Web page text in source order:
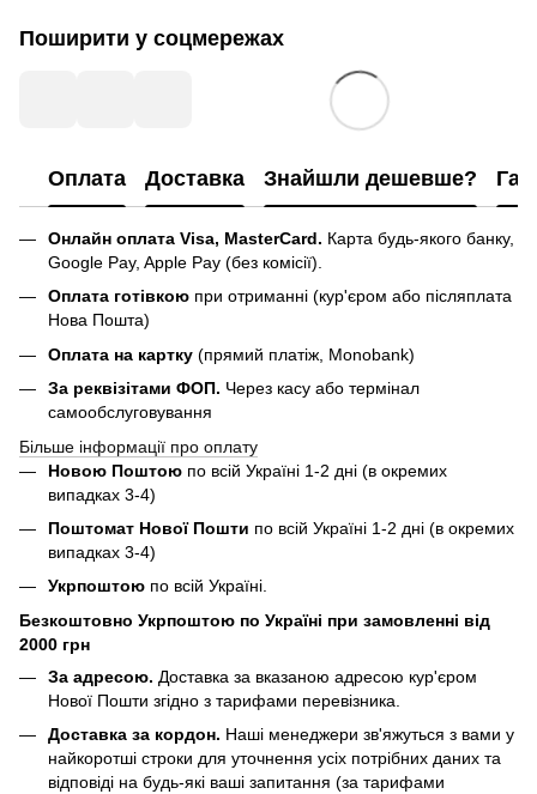
Поширити у соцмережах
Оплата Доставка Знайшли дешевше?
Онлайн оплата Visa, MasterCard. Карта будь-якого банку,
Google Pay, Apple Pay (без комісії).
Оплата готівкою при отриманні (кур'єром або післяплата
Нова Пошта)
Оплата на картку (прямий платіж, Monobank)
За реквізітами ФОП. Через касу або термінал
самообслуговування
Більше інформації про оплату
Новою Поштою по всій Україні 1-2 дні (в окремих
випадках 3-4)
Поштомат Нової Пошти по всій Україні 1-2 дні (в окремих
випадках 3-4)
Укрпоштою по всій Україні.
Безкоштовно Укрпоштою по Україні при замовленні від
2000 грн
За адресою. Доставка за вказаною адресою кур'єром
Нової Пошти згідно з тарифами перевізника.
Доставка за кордон. Наші менеджери зв'яжуться з вами у
найкоротші строки для уточнення усіх потрібних даних та
відповіді на будь-які ваші запитання (за тарифами